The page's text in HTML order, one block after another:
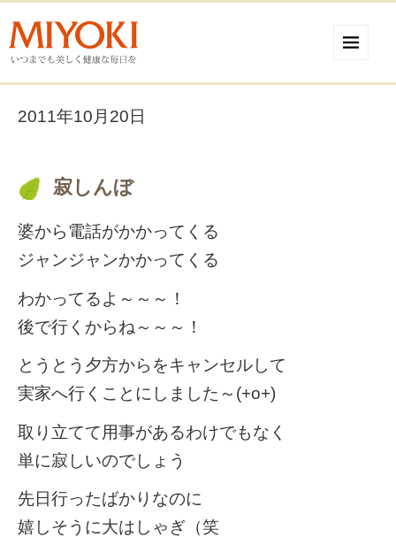
2011年10月20日
寂しんぼ
婆から電話がかかってくる
ジャンジャンかかってくる
わかってるよ～～～！
後で行くからね～～～！
とうとう夕方からをキャンセルして
実家へ行くことにしました～(+o+)
取り立てて用事があるわけでもなく
単に寂しいのでしょう
先日行ったばかりなのに
嬉しそうに大はしゃぎ（笑